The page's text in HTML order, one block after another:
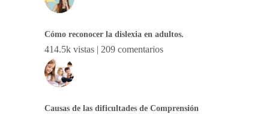
Cómo reconocer la dislexia en adultos.
414.5k vistas | 209 comentarios
Causas de las dificultades de Comprensión